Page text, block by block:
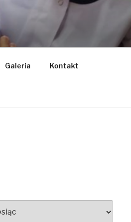
Galeria Kontakt